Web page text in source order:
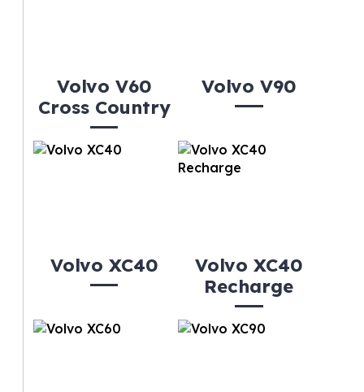
Volvo V60
Cross Country
Volvo V90
Volvo XC40
Volvo XC40
Recharge